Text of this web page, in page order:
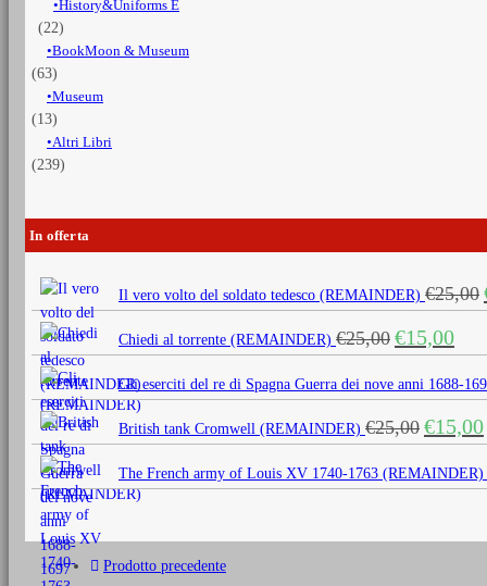
History&Uniforms E
(22)
BookMoon & Museum
(63)
Museum
(13)
Altri Libri
(239)
In offerta
Il vero volto del soldato tedesco (REMAINDER) €25,00
Chiedi al torrente (REMAINDER) €25,00 Il
prezzo
originale
era:
€25,00.
€15,00
è:
Gli eserciti del re di Spagna Guerra dei nove anni 1688-
British tank Cromwell (REMAINDER) €25,00 Il
prezzo
originale
era:
€15,00
The French army of Louis XV 1740-1763 (REMAINDER)
Prodotto precedente